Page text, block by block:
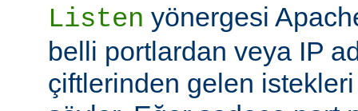
Listen yönergesi
belli portlardan veya IP
çiftlerinden gelen